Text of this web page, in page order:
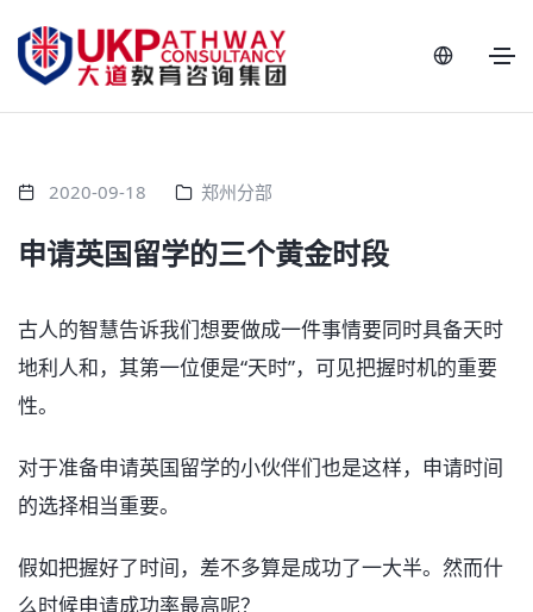
2020-09-18 郑州分部
申请英国留学的三个黄金时段
古人的智慧告诉我们想要做成一件事情要同时具备天时
地利人和，其第一位便是“天时”，可见把握时机的重要
性。
对于准备申请英国留学的小伙伴们也是这样，申请时间
的选择相当重要。
假如把握好了时间，差不多算是成功了一大半。然而什
么时候申请成功率最高呢？